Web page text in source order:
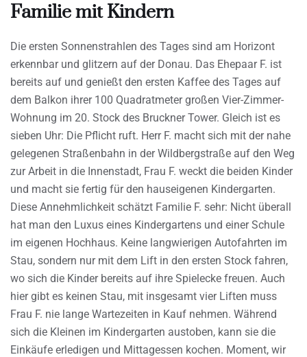
Familie mit Kindern
Die ersten Sonnenstrahlen des Tages sind am Horizont
erkennbar und glitzern auf der Donau. Das Ehepaar F. ist
bereits auf und genießt den ersten Kaffee des Tages auf
dem Balkon ihrer 100 Quadratmeter großen Vier-Zimmer-
Wohnung im 20. Stock des Bruckner Tower. Gleich ist es
sieben Uhr: Die Pflicht ruft. Herr F. macht sich mit der nahe
gelegenen Straßenbahn in der Wildbergstraße auf den Weg
zur Arbeit in die Innenstadt, Frau F. weckt die beiden Kinder
und macht sie fertig für den hauseigenen Kindergarten.
Diese Annehmlichkeit schätzt Familie F. sehr: Nicht überall
hat man den Luxus eines Kindergartens und einer Schule
im eigenen Hochhaus. Keine langwierigen Autofahrten im
Stau, sondern nur mit dem Lift in den ersten Stock fahren,
wo sich die Kinder bereits auf ihre Spielecke freuen. Auch
hier gibt es keinen Stau, mit insgesamt vier Liften muss
Frau F. nie lange Wartezeiten in Kauf nehmen. Während
sich die Kleinen im Kindergarten austoben, kann sie die
Einkäufe erledigen und Mittagessen kochen. Moment, wir